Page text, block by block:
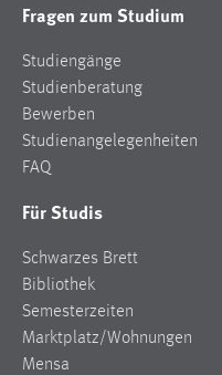
Fragen zum Studium
Studiengänge
Studienberatung
Bewerben
Studienangelegenheiten
FAQ
Für Studis
Schwarzes Brett
Bibliothek
Semesterzeiten
Marktplatz/Wohnungen
Mensa
Name:
Zweck:
Dieser Cookie ist
einloggen zu können.
STATISTIK
Diese Informationen